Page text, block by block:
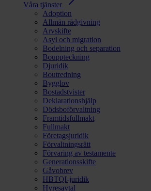
Våra tjänster
Adoption
Allmän rådgivning
Arvskifte
Asyl och migration
Bodelning och separation
Bouppteckning
Djuridik
Boutredning
Bygglov
Bostadstvister
Deklarationshjälp
Dödsboförvaltning
Framtidsfullmakt
Fullmakt
Företagsjuridik
Förvaltningsrätt
Förvaring av testamente
Generationsskifte
Gåvobrev
HBTQI-juridik
Hyresavtal